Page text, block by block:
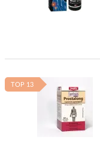
TOP 13